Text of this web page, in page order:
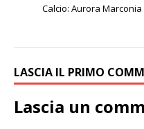
Calcio: Aurora
LASCIA IL PRIMO
Lascia un